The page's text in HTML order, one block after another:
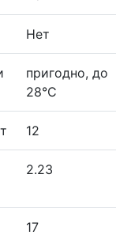
Нет
пригодно, до
28°С
12
2.23
17